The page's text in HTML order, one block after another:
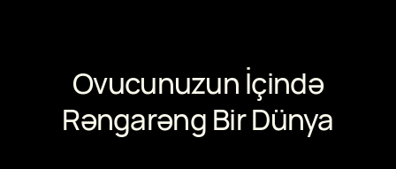
Ovucunuzun İçində
Rəngarəng Bir Dünya